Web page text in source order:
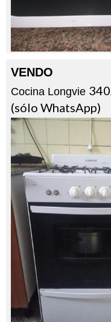
VENDO
Cocina Longvie
(sólo WhatsApp)